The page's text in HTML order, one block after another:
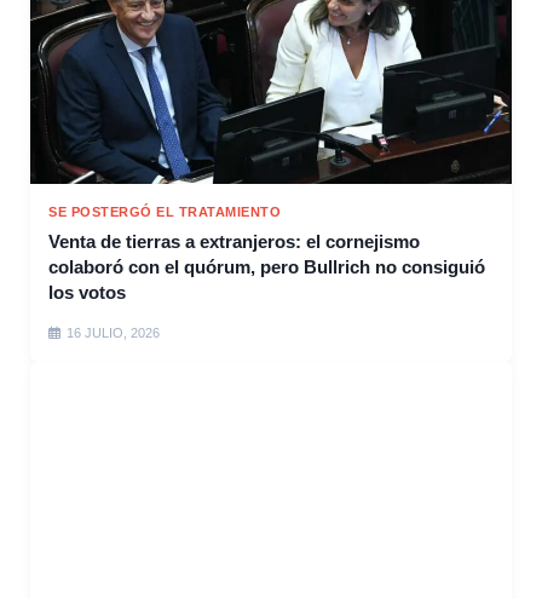
SE POSTERGÓ EL TRATAMIENTO
Venta de tierras a extranjeros: el cornejismo
colaboró con el quórum, pero Bullrich no consiguió
los votos
16 JULIO, 2026